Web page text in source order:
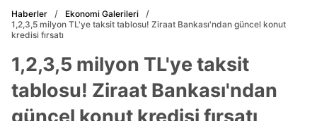
Haberler
Ekonomi Galerileri
1,2,3,5 milyon TL'ye taksit tablosu! Ziraat Bankası'ndan güncel konut
kredisi fırsatı
1,2,3,5 milyon TL'ye taksit
tablosu! Ziraat Bankası'ndan